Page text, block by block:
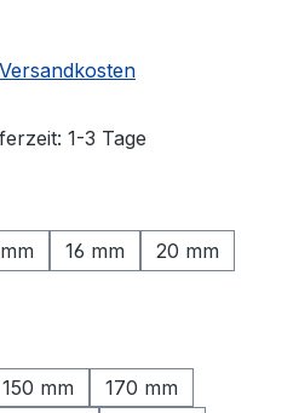
1-3 Tage
ist zurzeit nicht verfügbar.)
16 mm
20 mm
nicht verfügbar.)
ist zurzeit nicht verfügbar.)
150 mm
170 mm